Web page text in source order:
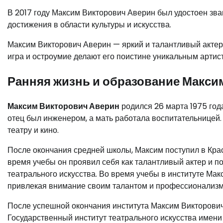
В 2017 году Максим Викторович Аверин был удостоен
достижения в области культуры и искусства.
Максим Викторович Аверин — яркий и талантливый
игра и остроумие делают его поистине уникальным
Ранняя жизнь и образование
Максим Викторович Аверин родился 26 марта 1975
отец был инженером, а мать работала
театру и кино.
После окончания средней школы, Максим поступил в
время учебы он проявил себя как талантливый актер и
театрального искусства. Во время учебы в институте
привлекая внимание своим талантом и
После успешной окончания института Максим
Государственный институт театрального искусства